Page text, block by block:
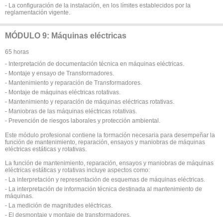
- La configuración de la instalación, en los límites establecidos por la
reglamentación vigente.
MÓDULO 9: Máquinas eléctricas
65 horas
- Interpretación de documentación técnica en máquinas eléctricas.
- Montaje y ensayo de Transformadores.
- Mantenimiento y reparación de Transformadores.
- Montaje de máquinas eléctricas rotativas.
- Mantenimiento y reparación de máquinas eléctricas rotativas.
- Maniobras de las máquinas eléctricas rotativas.
- Prevención de riesgos laborales y protección ambiental.
Este módulo profesional contiene la formación necesaria para desempeñar la
función de mantenimiento, reparación, ensayos y maniobras de máquinas
eléctricas estáticas y rotativas.
La función de mantenimiento, reparación, ensayos y maniobras de máquinas
eléctricas estáticas y rotativas incluye aspectos como:
- La interpretación y representación de esquemas de máquinas eléctricas.
- La interpretación de información técnica destinada al mantenimiento de
máquinas.
- La medición de magnitudes eléctricas.
- El desmontaje y montaje de transformadores.